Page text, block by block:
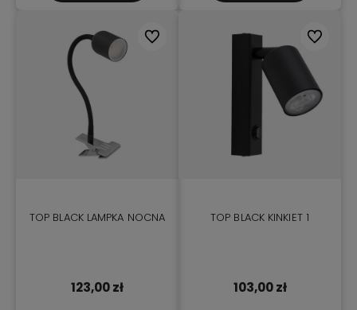
TOP BLACK LAMPKA NOCNA
123,00 zł
Do ulubionych
TOP BLACK KINKIET 1
103,00 zł
Do